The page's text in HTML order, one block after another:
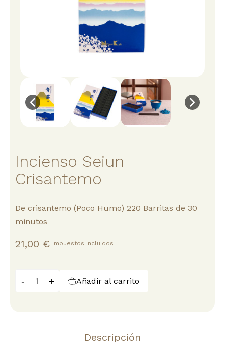
Incienso Seiun
Crisantemo
De crisantemo (Poco Humo) 220 Barritas de 30
minutos
21,00 € Impuestos incluidos
- + Añadir al carrito
Descripción